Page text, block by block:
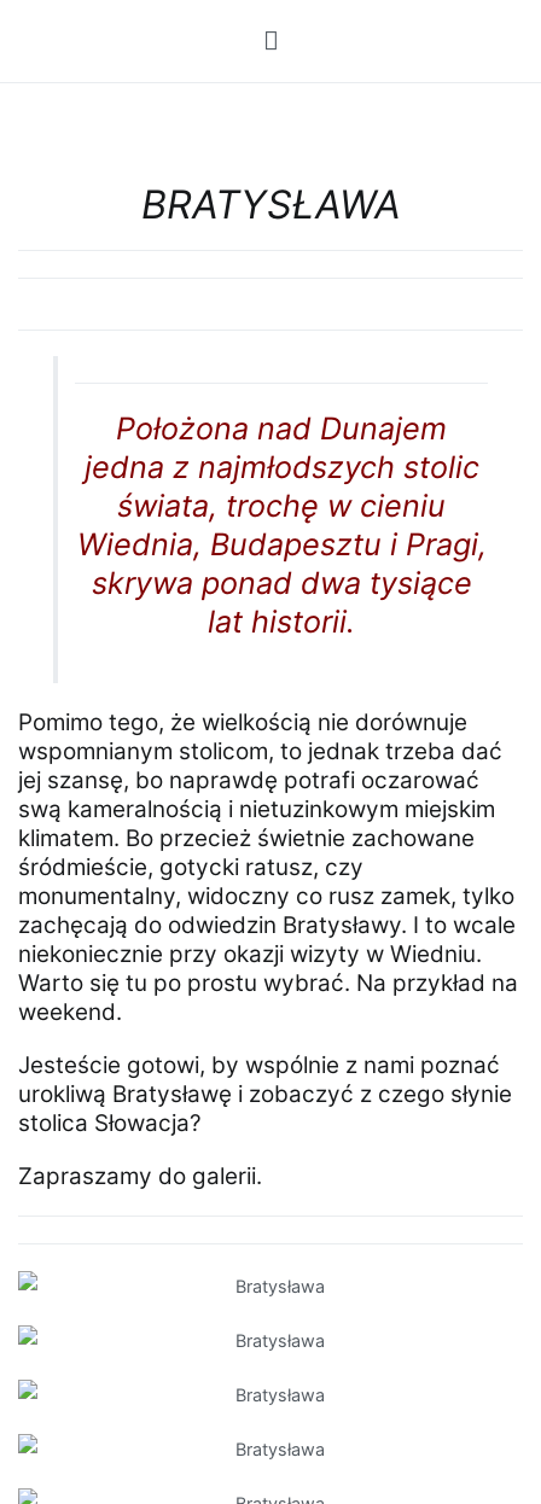
BRATYSŁAWA
Położona nad Dunajem
jedna z najmłodszych stolic
świata, trochę w cieniu
Wiednia, Budapesztu i Pragi,
skrywa ponad dwa tysiące
lat historii.
Pomimo tego, że wielkością nie dorównuje
wspomnianym stolicom, to jednak trzeba dać
jej szansę, bo naprawdę potrafi oczarować
swą kameralnością i nietuzinkowym miejskim
klimatem. Bo przecież świetnie zachowane
śródmieście, gotycki ratusz, czy
monumentalny, widoczny co rusz zamek, tylko
zachęcają do odwiedzin Bratysławy. I to wcale
niekoniecznie przy okazji wizyty w Wiedniu.
Warto się tu po prostu wybrać. Na przykład na
weekend.
Jesteście gotowi, by wspólnie z nami poznać
urokliwą Bratysławę i zobaczyć z czego słynie
stolica Słowacja?
Zapraszamy do galerii.